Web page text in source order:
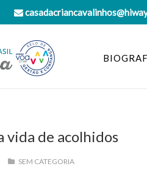
de acolhidos
SEM CATEGORIA